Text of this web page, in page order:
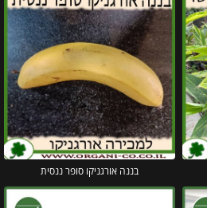
בננה אורגניקו סופר ננסית